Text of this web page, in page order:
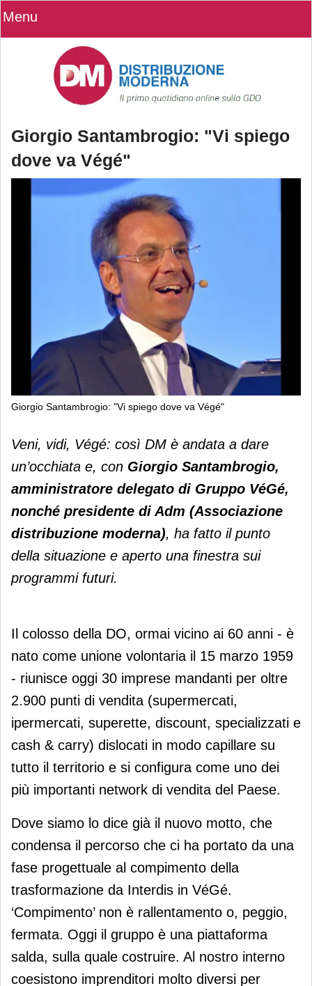
Menu
Giorgio Santambrogio: "Vi spiego
dove va Végé"
Giorgio Santambrogio: "Vi spiego dove va Végé"
Giorgio Santambrogio: "Vi spiego
dove va Végé"
Veni, vidi, Végé: così DM è andata a dare
un’occhiata e, con Giorgio Santambrogio,
amministratore delegato di Gruppo VéGé,
nonché presidente di Adm (Associazione
distribuzione moderna), ha fatto il punto
della situazione e aperto una finestra sui
programmi futuri.
Il colosso della DO, ormai vicino ai 60 anni - è
nato come unione volontaria il 15 marzo 1959
- riunisce oggi 30 imprese mandanti per oltre
2.900 punti di vendita (supermercati,
ipermercati, superette, discount, specializzati e
cash & carry) dislocati in modo capillare su
tutto il territorio e si configura come uno dei
più importanti network di vendita del Paese.
Dove siamo lo dice già il nuovo motto, che
condensa il percorso che ci ha portato da una
fase progettuale al compimento della
trasformazione da Interdis in VéGé.
‘Compimento’ non è rallentamento o, peggio,
fermata. Oggi il gruppo è una piattaforma
salda, sulla quale costruire. Al nostro interno
coesistono imprenditori molto diversi per